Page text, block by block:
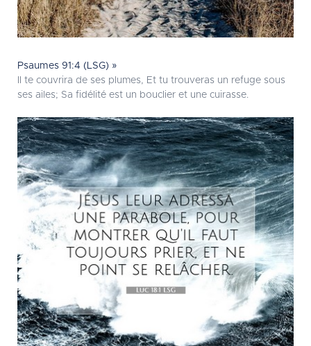
Psaumes 91:4 (LSG) »
Il te couvrira de ses plumes, Et tu trouveras un refuge sous
ses ailes; Sa fidélité est un bouclier et une cuirasse.